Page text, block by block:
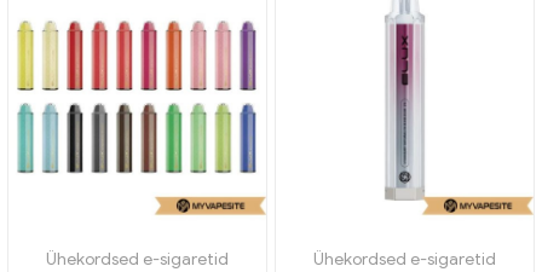
Ühekordsed e-sigaretid
Ühekordsed e-sigaretid